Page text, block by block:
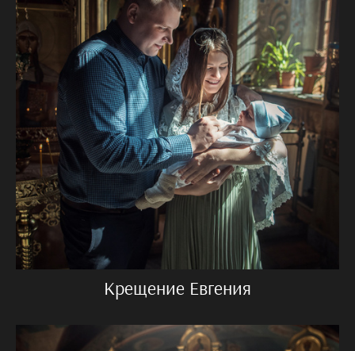
Крещение Евгения